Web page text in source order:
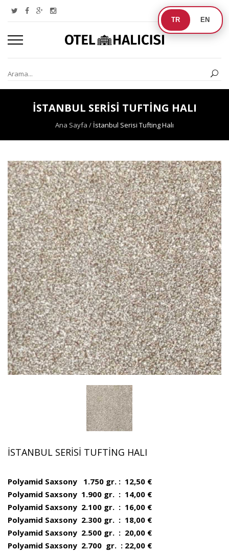
TR EN
İSTANBUL SERISI TUFTING HALI
Ana Sayfa / İstanbul Serisi Tufting Halı
İSTANBUL SERISI TUFTING HALI
Polyamid Saxsony 1.750 gr. : 12,50 €
Polyamid Saxsony 1.900 gr. : 14,00 €
Polyamid Saxsony 2.100 gr. : 16,00 €
Polyamid Saxsony 2.300 gr. : 18,00 €
Polyamid Saxsony 2.500 gr. : 20,00 €
Polyamid Saxsony 2.700 gr. : 22,00 €